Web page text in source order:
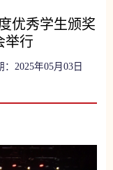
优秀学生颁奖
举行
：2025年05月03日